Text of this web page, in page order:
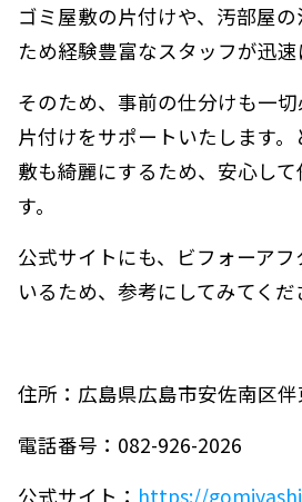
ゴミ屋敷の片付けや、汚部屋
ため経験豊富なスタッフが迅速
そのため、事前の仕分けも一
片付けをサポートいたします
敷も綺麗にするため、安心し
す。
公式サイトにも、ビフォーア
いるため、参考にしてみてくだ
住所：広島県広島市安佐南区
電話番号：082-926-2026
公式サイト： https://